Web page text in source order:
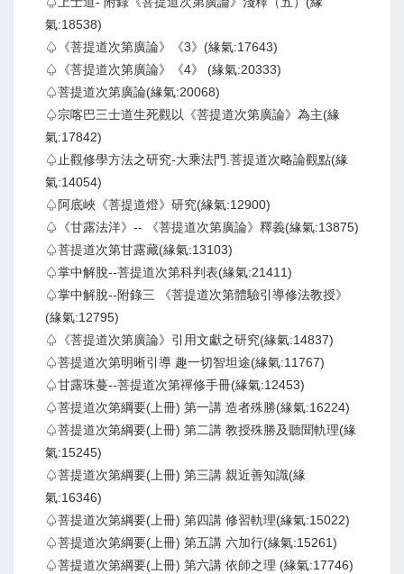
氣:18538)
♤《菩提道次第廣論》《3》(緣氣:17643)
♤《菩提道次第廣論》《4》 (緣氣:20333)
♤菩提道次第廣論(緣氣:20068)
♤宗喀巴三士道生死觀以《菩提道次第廣論》為主(緣
氣:17842)
♤止觀修學方法之研究-大乘法門.菩提道次略論觀點(緣
氣:14054)
♤阿底峽《菩提道燈》研究(緣氣:12900)
♤《甘露法洋》-- 《菩提道次第廣論》釋義(緣氣:13875)
♤菩提道次第甘露藏(緣氣:13103)
♤掌中解脫--菩提道次第科判表(緣氣:21411)
♤掌中解脫--附錄三 《菩提道次第體驗引導修法教授》
(緣氣:12795)
♤《菩提道次第廣論》引用文獻之研究(緣氣:14837)
♤菩提道次第明晰引導 趣一切智坦途(緣氣:11767)
♤甘露珠蔓--菩提道次第禪修手冊(緣氣:12453)
♤菩提道次第綱要(上冊) 第一講 造者殊勝(緣氣:16224)
♤菩提道次第綱要(上冊) 第二講 教授殊勝及聽聞軌理(緣
氣:15245)
♤菩提道次第綱要(上冊) 第三講 親近善知識(緣
氣:16346)
♤菩提道次第綱要(上冊) 第四講 修習軌理(緣氣:15022)
♤菩提道次第綱要(上冊) 第五講 六加行(緣氣:15261)
♤菩提道次第綱要(上冊) 第六講 依師之理 (緣氣:17746)